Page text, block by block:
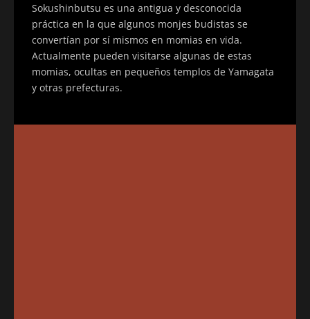
Sokushinbutsu es una antigua y desconocida
práctica en la que algunos monjes budistas se
convertían por sí mismos en momias en vida.
Actualmente pueden visitarse algunas de estas
momias, ocultas en pequeños templos de Yamagata
y otras prefecturas.